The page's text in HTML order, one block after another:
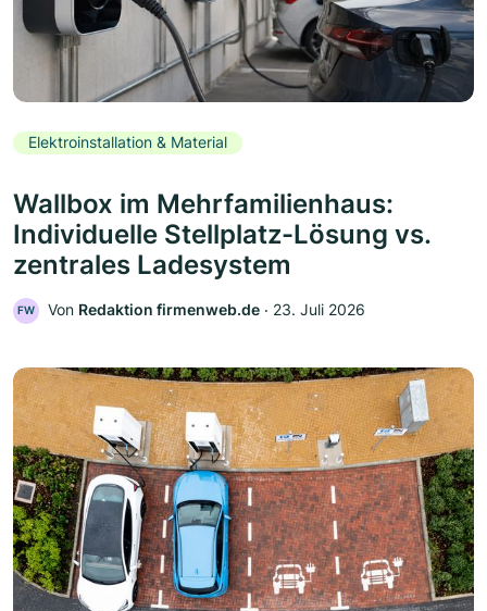
Elektroinstallation & Material
Wallbox im Mehrfamilienhaus:
Individuelle Stellplatz-Lösung vs.
zentrales Ladesystem
FW Von Redaktion firmenweb.de ‧ 23. Juli 2026